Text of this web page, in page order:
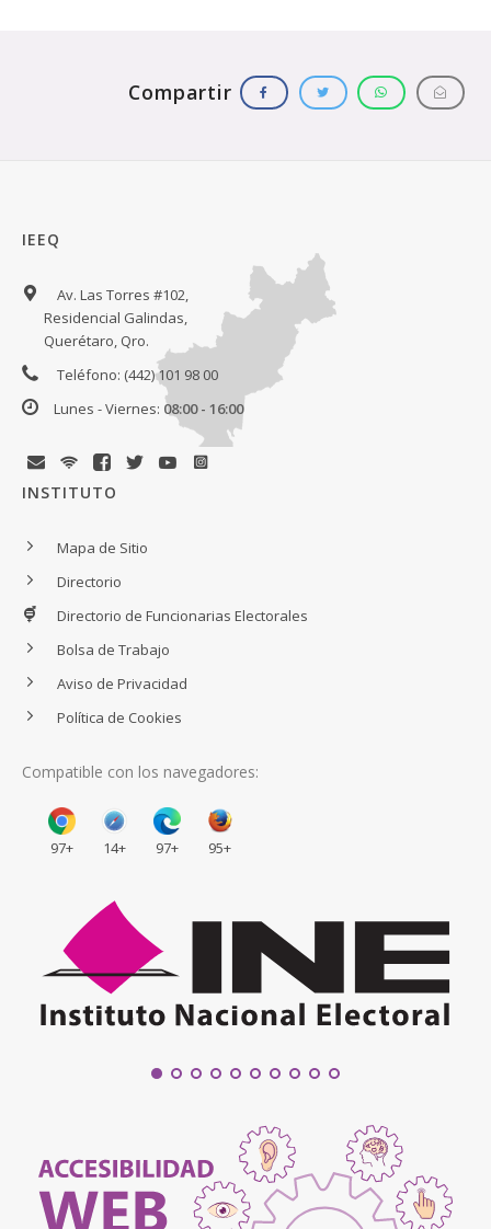
IEEQ
Av. Las Torres #102,
Residencial Galindas,
Querétaro, Qro.
Teléfono: (442) 101 98 00
Lunes - Viernes: 08:00 - 16:00
INSTITUTO
Mapa de Sitio
Directorio
Directorio de Funcionarias Electorales
Bolsa de Trabajo
Aviso de Privacidad
Política de Cookies